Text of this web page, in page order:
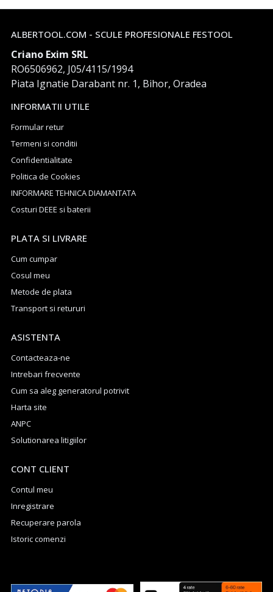
ALBERTOOL.COM - SCULE PROFESIONALE FESTOOL
Criano Exim SRL
RO6506962, J05/4115/1994
Piata Ignatie Darabant nr. 1, Bihor, Oradea
INFORMATII UTILE
Formular retur
Termeni si conditii
Confidentialitate
Politica de Cookies
INFORMARE TEHNICA DIAMANTATA
Costuri DEEE si baterii
PLATA SI LIVRARE
Cum cumpar
Cosul meu
Metode de plata
Transport si retururi
ASISTENTA
Contacteaza-ne
Intrebari frecvente
Cum sa aleg generatorul potrivit
Harta site
ANPC
Solutionarea litigiilor
CONT CLIENT
Contul meu
Inregistrare
Recuperare parola
Istoric comenzi